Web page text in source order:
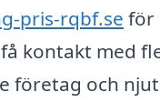
pris-rqbf.se för
kontakt med
företag och